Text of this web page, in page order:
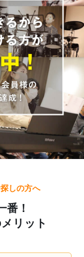
しの方へ
！
リット